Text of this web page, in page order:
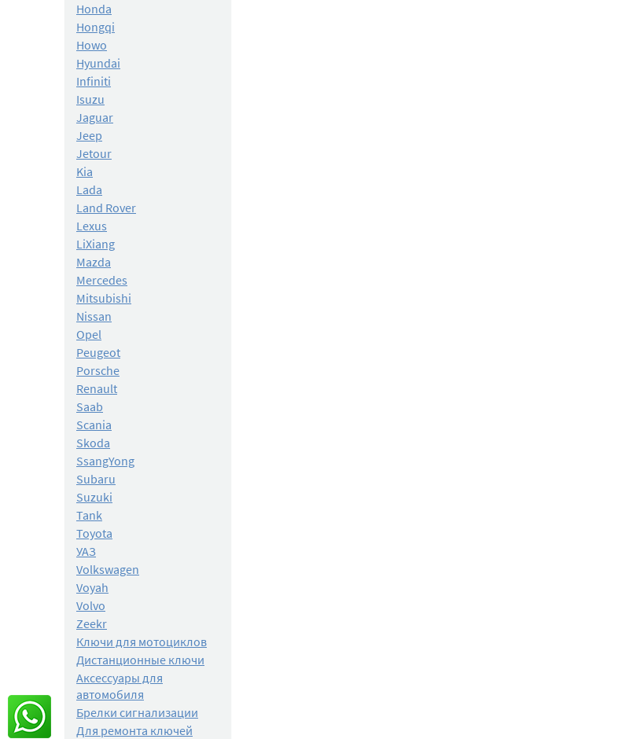
Honda
Hongqi
Howo
Hyundai
Infiniti
Isuzu
Jaguar
Jeep
Jetour
Kia
Lada
Land Rover
Lexus
LiXiang
Mazda
Mercedes
Mitsubishi
Nissan
Opel
Peugeot
Porsche
Renault
Saab
Scania
Skoda
SsangYong
Subaru
Suzuki
Tank
Toyota
УАЗ
Volkswagen
Voyah
Volvo
Zeekr
Ключи для мотоциклов
Дистанционные ключи
Аксессуары для
автомобиля
Брелки сигнализации
Для ремонта ключей